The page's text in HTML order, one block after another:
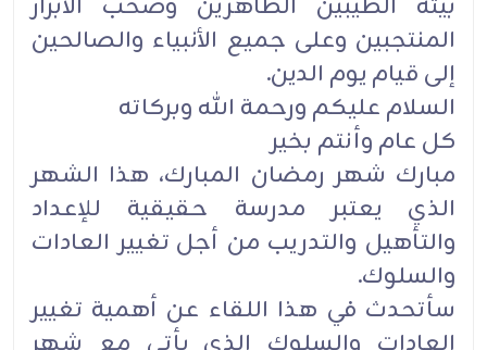
المنتجبين وعلى جميع الأنبياء والصالحين
إلى قيام يوم الدين.
السلام عليكم ورحمة الله وبركاته
كل عام وأنتم بخير
مبارك شهر رمضان المبارك، هذا الشهر
الذي يعتبر مدرسة حقيقية للإعداد
والتأهيل والتدريب من أجل تغيير العادات
والسلوك.
سأتحدث في هذا اللقاء عن أهمية تغيير